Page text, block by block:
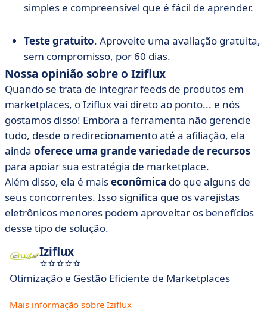
simples e compreensível que é fácil de aprender.
Teste gratuito. Aproveite uma avaliação gratuita,
sem compromisso, por 60 dias.
Nossa opinião sobre o Iziflux
Quando se trata de integrar feeds de produtos em
marketplaces, o Iziflux vai direto ao ponto... e nós
gostamos disso! Embora a ferramenta não gerencie
tudo, desde o redirecionamento até a afiliação, ela
ainda oferece uma grande variedade de recursos
para apoiar sua estratégia de marketplace.
Além disso, ela é maiseconômica do que alguns de
seus concorrentes. Isso significa que os varejistas
eletrônicos menores podem aproveitar os benefícios
desse tipo de solução.
Iziflux
Otimização e Gestão Eficiente de Marketplaces
Mais informação sobre Iziflux